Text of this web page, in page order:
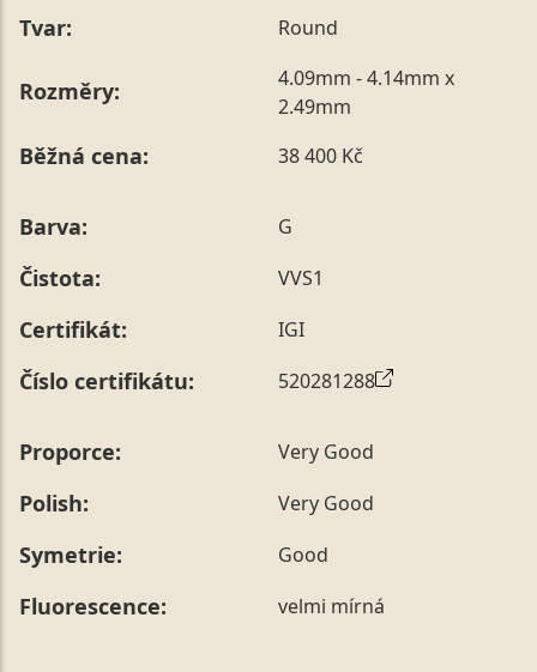
Tvar: Round
Rozměry:
4.09mm - 4.14mm x
2.49mm
Běžná cena: 38 400 Kč
Barva: G
Čistota: VVS1
Certifikát: IGI
Číslo certifikátu: 520281288
Proporce: Very Good
Polish: Very Good
Symetrie: Good
Fluorescence: velmi mírná